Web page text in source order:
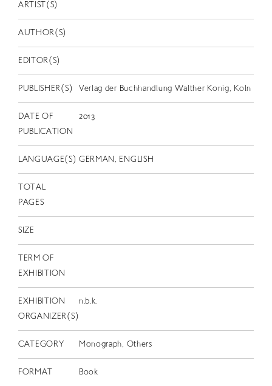
ARTIST(S)
AUTHOR(S)
EDITOR(S)
PUBLISHER(S) Verlag der Buchhandlung Walther Konig, Koln
DATE OF
PUBLICATION
2013
LANGUAGE(S) GERMAN, ENGLISH
TOTAL
PAGES
SIZE
TERM OF
EXHIBITION
EXHIBITION
ORGANIZER(S)
n.b.k.
CATEGORY Monograph, Others
FORMAT Book